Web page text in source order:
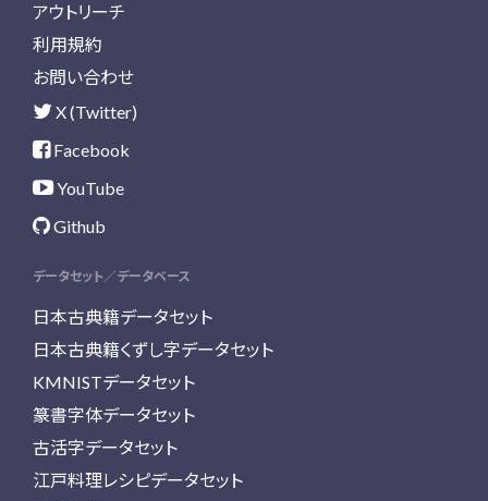
アウトリーチ
利用規約
お問い合わせ
X (Twitter)
Facebook
YouTube
Github
データセット／データベース
日本古典籍データセット
日本古典籍くずし字データセット
KMNISTデータセット
篆書字体データセット
古活字データセット
江戸料理レシピデータセット